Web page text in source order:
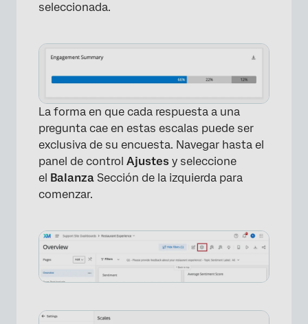
seleccionada.
La forma en que cada respuesta a una
pregunta cae en estas escalas puede ser
exclusiva de su encuesta. Navegar hasta el
panel de control Ajustes y seleccione
el Balanza Sección de la izquierda para
comenzar.